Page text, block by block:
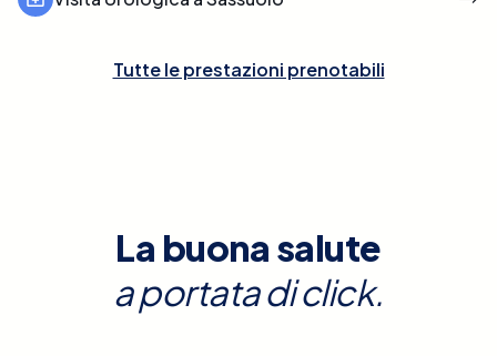
Tutte le prestazioni prenotabili
La buona salute
a portata di click.